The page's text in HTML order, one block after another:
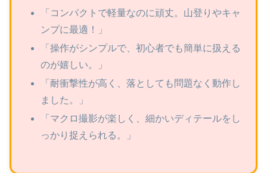
「コンパクトで軽量なのに頑丈。山登りやキャ
ンプに最適！」
「操作がシンプルで、初心者でも簡単に扱える
のが嬉しい。」
「耐衝撃性が高く、落としても問題なく動作し
ました。」
「マクロ撮影が楽しく、細かいディテールをし
っかり捉えられる。」